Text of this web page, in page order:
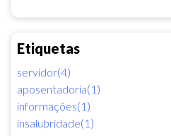
Etiquetas
servidor(4)
aposentadoria(1)
informações(1)
insalubridade(1)